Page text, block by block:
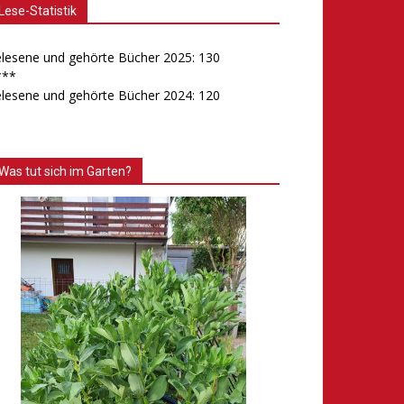
Lese-Statistik
und gehörte Bücher 2025: 130
und gehörte Bücher 2024: 120
tut sich im Garten?